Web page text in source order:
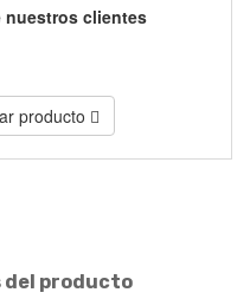
nuestros clientes
producto
del producto